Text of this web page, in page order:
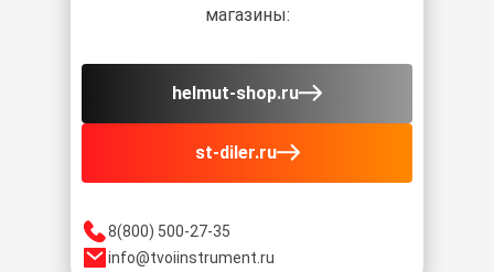
8(800) 500-27-35
info@tvoiinstrument.ru
магазины:
helmut-shop.ru
st-diler.ru